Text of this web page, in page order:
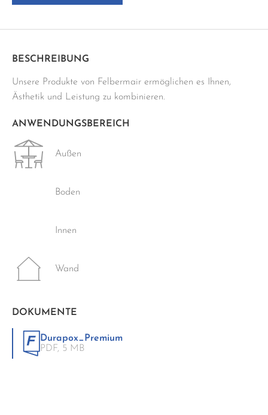
BESCHREIBUNG
Unsere Produkte von Felbermair ermöglichen es Ihnen,
Ästhetik und Leistung zu kombinieren.
ANWENDUNGSBEREICH
Außen
Boden
Innen
Wand
DOKUMENTE
Durapox_Premium
PDF, 5 MB